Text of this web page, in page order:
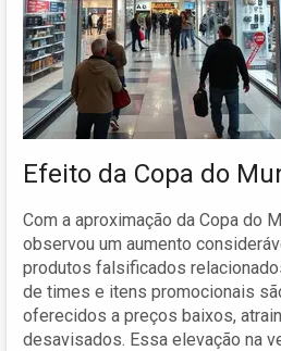
Efeito da Copa do
Com a aproximação da Copa do
observou um aumento
produtos falsificados
de times e itens promocionais
oferecidos a preços baixos,
desavisados. Essa elevação na